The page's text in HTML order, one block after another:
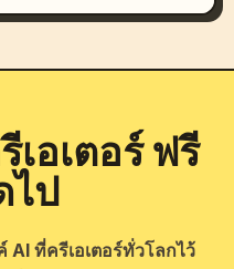
เอเตอร์ ฟรี
ไป
ที่ครีเอเตอร์ทั่วโลกไว้